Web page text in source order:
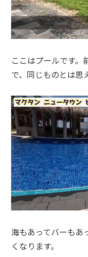
ここはプールです
で、同じものとは思
海もあってバーもあ
くなります。